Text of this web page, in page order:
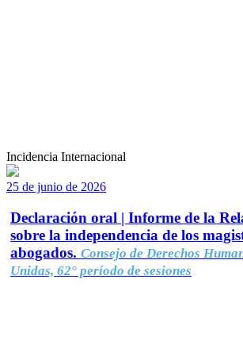
Incidencia Internacional
25 de junio de 2026
Declaración oral | Informe de la
sobre la independencia de los
abogados. Consejo de Derechos
Unidas, 62° período de sesiones